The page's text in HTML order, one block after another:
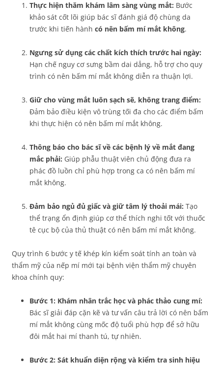
Thực hiện thăm khám lâm sàng vùng mắt: Bước
khảo sát cốt lõi giúp bác sĩ đánh giá độ chùng da
trước khi tiến hành có nên bấm mí mắt không.
Ngưng sử dụng các chất kích thích trước hai ngày:
Hạn chế nguy cơ sưng bầm dai dẳng, hỗ trợ cho quy
trình có nên bấm mí mắt không diễn ra thuận lợi.
Giữ cho vùng mắt luôn sạch sẽ, không trang điểm:
Đảm bảo điều kiện vô trùng tối đa cho các điểm bấm
khi thực hiện có nên bấm mí mắt không.
Thông báo cho bác sĩ về các bệnh lý về mắt đang
mắc phải: Giúp phẫu thuật viên chủ động đưa ra
phác đồ luồn chỉ phù hợp trong ca có nên bấm mí
mắt không.
Đảm bảo ngủ đủ giấc và giữ tâm lý thoải mái: Tạo
thể trạng ổn định giúp cơ thể thích nghi tốt với thuốc
tê cục bộ của thủ thuật có nên bấm mí mắt không.
Quy trình 6 bước y tế khép kín kiểm soát tính an toàn và
thẩm mỹ của nếp mí mới tại bệnh viện thẩm mỹ chuyên
khoa chính quy:
Bước 1: Khám nhân trắc học và phác thảo cung mí:
Bác sĩ giải đáp cặn kẽ và tư vấn câu trả lời có nên bấm
mí mắt không cùng mốc độ tuổi phù hợp để sở hữu
đôi mắt hai mí thanh tú, tự nhiên.
Bước 2: Sát khuẩn diện rộng và kiểm tra sinh hiệu